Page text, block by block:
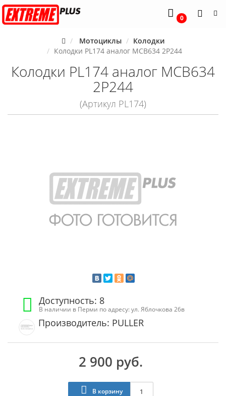
0
Мотоциклы
Колодки
Колодки PL174 аналог MCB634 2P244
Колодки PL174 аналог MCB634
2P244
(Артикул PL174)
Доступность: 8
В наличии в Перми по адресу: ул. Яблочкова 26в
Производитель: PULLER
2 900 руб.
В корзину